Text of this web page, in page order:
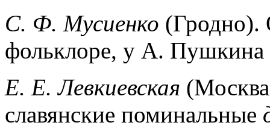
С. Ф. Мусиенко (Гродно).
фолькло­ре, у А.
Е. Е. Левкиевская
славянские поминальные